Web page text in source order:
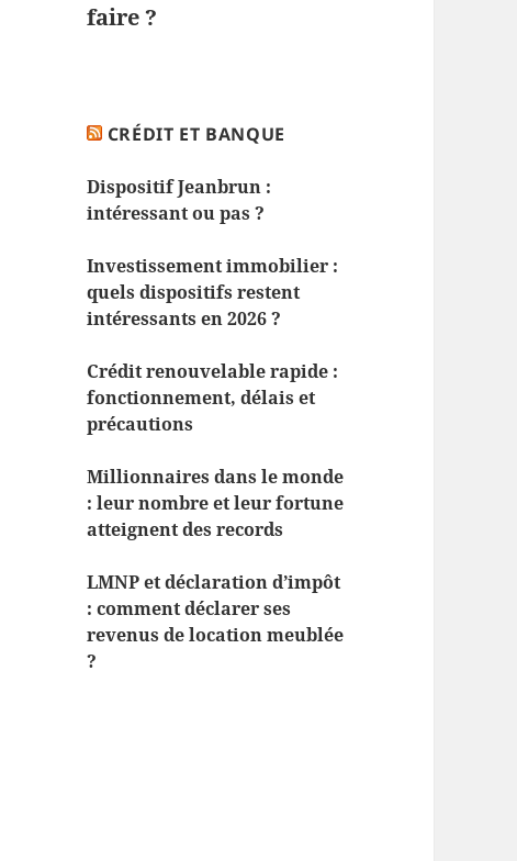
faire ?
CRÉDIT ET BANQUE
Dispositif Jeanbrun :
intéressant ou pas ?
Investissement immobilier :
quels dispositifs restent
intéressants en 2026 ?
Crédit renouvelable rapide :
fonctionnement, délais et
précautions
Millionnaires dans le monde
: leur nombre et leur fortune
atteignent des records
LMNP et déclaration d’impôt
: comment déclarer ses
revenus de location meublée
?